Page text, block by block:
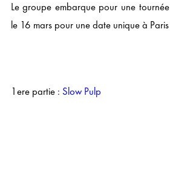
Le groupe embarque pour une
le 16 mars pour une date unique à
1ere partie : Slow Pulp